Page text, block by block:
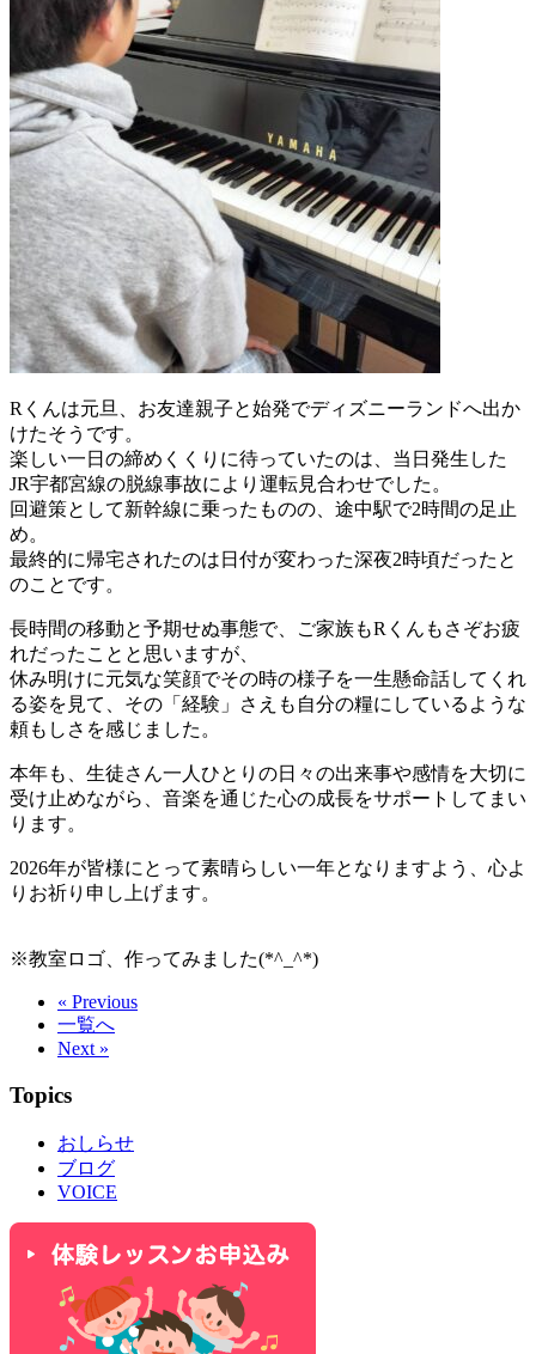
Rくんは元旦、お友達親子と始発でディズニーランドへ出か
けたそうです。
楽しい一日の締めくくりに待っていたのは、当日発生した
JR宇都宮線の脱線事故により運転見合わせでした。
回避策として新幹線に乗ったものの、途中駅で2時間の足止
め。
最終的に帰宅されたのは日付が変わった深夜2時頃だったと
のことです。
長時間の移動と予期せぬ事態で、ご家族もRくんもさぞお疲
れだったことと思いますが、
休み明けに元気な笑顔でその時の様子を一生懸命話してくれ
る姿を見て、その「経験」さえも自分の糧にしているような
頼もしさを感じました。
本年も、生徒さん一人ひとりの日々の出来事や感情を大切に
受け止めながら、音楽を通じた心の成長をサポートしてまい
ります。
2026年が皆様にとって素晴らしい一年となりますよう、心よ
りお祈り申し上げます。
※教室ロゴ、作ってみました(*^_^*)
« Previous
一覧へ
Next »
Topics
おしらせ
ブログ
VOICE